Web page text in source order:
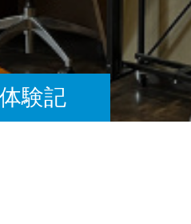
験記